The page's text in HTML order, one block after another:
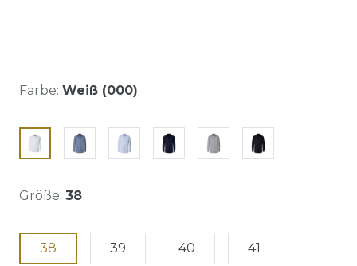
Farbe: Weiß (000)
Größe: 38
38 39 40 41